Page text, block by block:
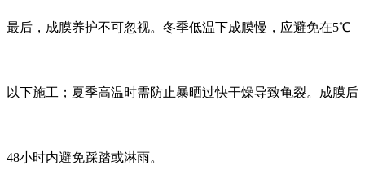
最后，成膜养护不可忽视。冬季低温下成膜慢，应避免在5℃
以下施工；夏季高温时需防止暴晒过快干燥导致龟裂。成膜后
48小时内避免踩踏或淋雨。